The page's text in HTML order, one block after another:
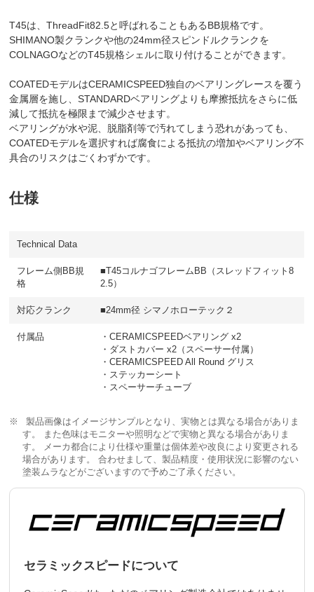
T45は、ThreadFit82.5と呼ばれることもあるBB規格です。
SHIMANO製クランクや他の24mm径スピンドルクランクを
COLNAGOなどのT45規格シェルに取り付けることができます。
COATEDモデルはCERAMICSPEED独自のベアリングレースを覆う
金属層を施し、STANDARDベアリングよりも摩擦抵抗をさらに低
減して抵抗を極限まで減少させます。
ベアリングが水や泥、脱脂剤等で汚れてしまう恐れがあっても、
COATEDモデルを選択すれば腐食による抵抗の増加やベアリング不
具合のリスクはごくわずかです。
仕様
Technical Data
フレーム側BB規
格
■T45コルナゴフレームBB（スレッドフィット8
2.5）
対応クランク ■24mm径 シマノホローテック２
付属品
・CERAMICSPEEDベアリング x2
・ダストカバー x2（スペーサー付属）
・CERAMICSPEED All Round グリス
・ステッカーシート
・スペーサーチューブ
製品画像はイメージサンプルとなり、実物とは異なる場合がありま
す。 また色味はモニターや照明などで実物と異なる場合がありま
す。 メーカ都合により仕様や重量は個体差や改良により変更される
場合があります。 合わせまして、製品精度・使用状況に影響のない
塗装ムラなどがございますので予めご了承ください。
セラミックスピードについて